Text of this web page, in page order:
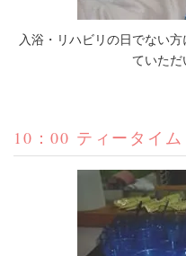
入浴・リハビリの日でない
ていただ
10：00 ティータイム